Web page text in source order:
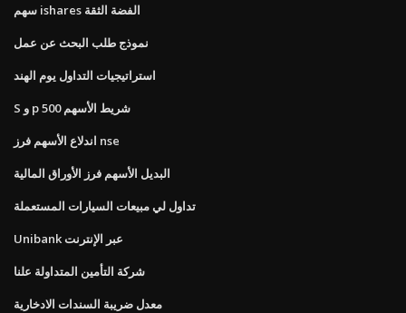
سهم ishares الفضة الثقة
نموذج طلب البحث عن عمل
استراتيجيات التداول يوم الهند
S و p 500 شريط الأسهم
اندلاع الأسهم فرز nse
البديل الأسهم فرز الأوراق المالية
تداول لي مبيعات السيارات المستعملة
Unibank عبر الإنترنت
شركة التأمين المتداولة علنا
معدل ضريبة السندات الادخارية